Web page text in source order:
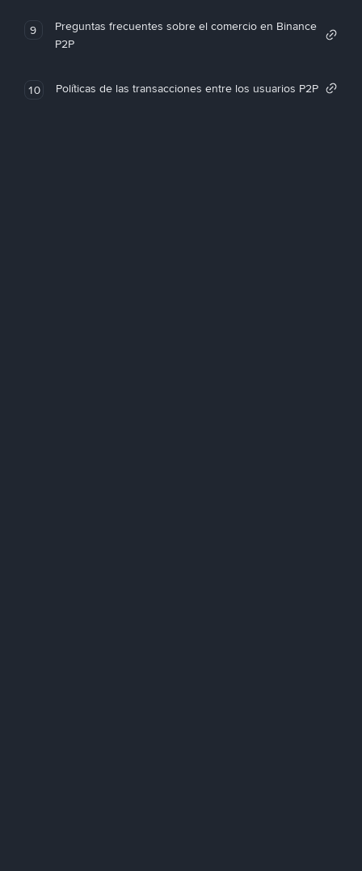
9
Preguntas frecuentes sobre el comercio en Binance
P2P
10 Políticas de las transacciones entre los usuarios P2P